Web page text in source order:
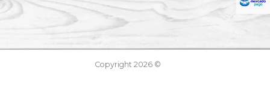
Copyright 2026 ©